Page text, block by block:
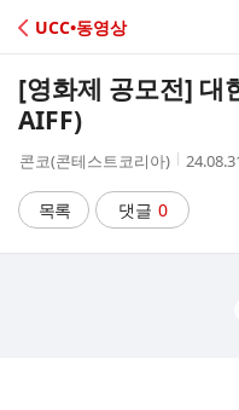
C
A
UCC•동영상
[영화제 공모전] 대
AIFF)
작
자
콘코(콘테스트코리아)
작
시
간
목록 댓글 0